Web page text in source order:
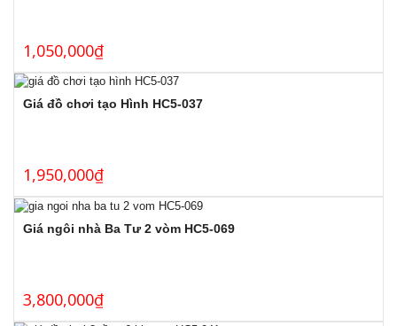
1,050,000₫
Giá đồ chơi tạo Hình HC5-037
1,950,000₫
Giá ngôi nhà Ba Tư 2 vòm HC5-069
3,800,000₫